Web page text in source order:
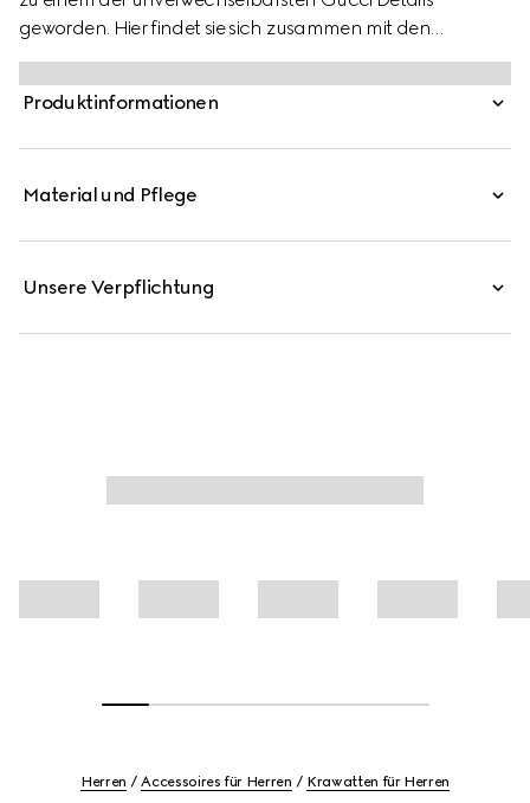
geworden. Hier findet sie sich zusammen mit den
Webstreifen des Hauses auf einer Seidenkrawatte wieder.
Produktinformationen
Material und Pflege
Unsere Verpflichtung
Herren Accessoires für Herren Krawatten für Herren